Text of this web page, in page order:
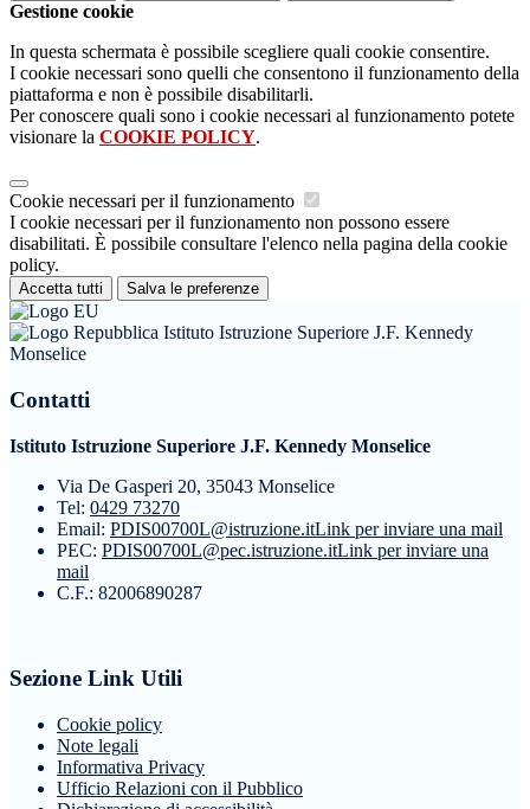
Gestione cookie
In questa schermata è possibile scegliere quali cookie consentire.
I cookie necessari sono quelli che consentono il funzionamento della
piattaforma e non è possibile disabilitarli.
Per conoscere quali sono i cookie necessari al funzionamento potete
visionare la COOKIE POLICY.
Cookie necessari per il funzionamento
I cookie necessari per il funzionamento non possono essere
disabilitati. È possibile consultare l'elenco nella pagina della cookie
policy.
Accetta tutti Salva le preferenze
Istituto Istruzione Superiore J.F. Kennedy
Monselice
Contatti
Istituto Istruzione Superiore J.F. Kennedy Monselice
Via De Gasperi 20, 35043 Monselice
Tel: 0429 73270
Email: PDIS00700L@istruzione.itLink per inviare una mail
PEC: PDIS00700L@pec.istruzione.itLink per inviare una
mail
C.F.: 82006890287
Sezione Link Utili
Cookie policy
Note legali
Informativa Privacy
Ufficio Relazioni con il Pubblico